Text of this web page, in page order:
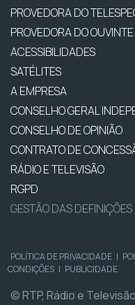
PROVEDORA DO
PROVEDORA DO OUVINTE
ACESSIBILIDADES
SATÉLITES
A EMPRESA
CONSELHO GERAL
CONSELHO DE OPINIÃO
CONTRATO DE
RÁDIO E TELEVISÃO
RGPD
GESTÃO DAS
POLÍTICA DE PRIVACIDADE |
CONDIÇÕES | PUBLICIDADE
© RTP, Rádio e